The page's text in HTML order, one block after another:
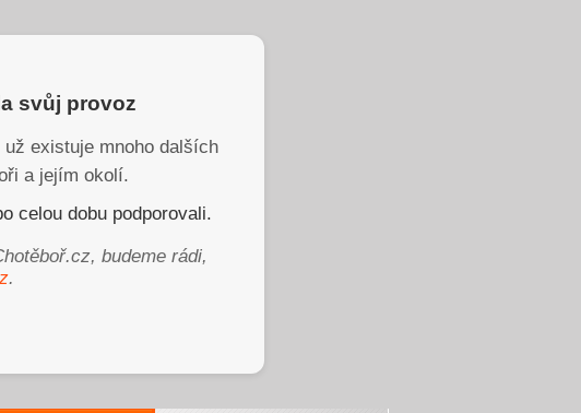
svůj provoz
existuje mnoho dalších
a jejím okolí.
celou dobu podporovali.
budeme rádi,
.